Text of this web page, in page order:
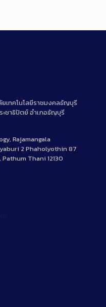
ยเทคโนโลยีราชมงคลธัญบุรี
ชาธิปัตย์ อำเภอธัญบุรี
Rajamangala
2 Phaholyothin 87
Thani 12130